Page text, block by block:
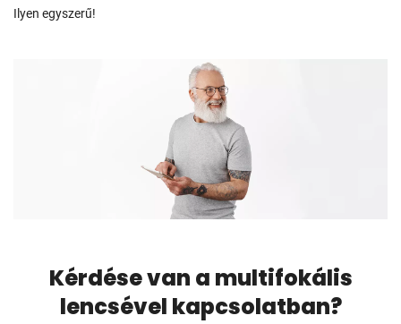
Ilyen egyszerű!
Kérdése van a multifokális
lencsével kapcsolatban?